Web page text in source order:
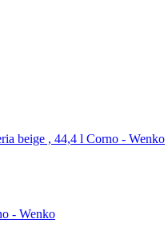
beige , 44,4 l Corno - Wenko
- Wenko